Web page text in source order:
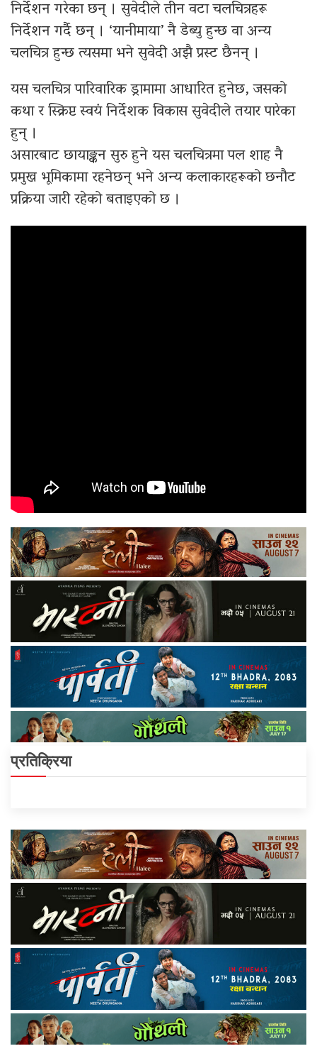
निर्देशन गरेका छन् । सुवेदीले तीन वटा चलचित्रहरू
निर्देशन गर्दै छन् । ‘यानीमाया’ नै डेब्यु हुन्छ वा अन्य
चलचित्र हुन्छ त्यसमा भने सुवेदी अझै प्रस्ट छैनन् ।
यस चलचित्र पारिवारिक ड्रामामा आधारित हुनेछ, जसको
कथा र स्क्रिप्ट स्वयं निर्देशक विकास सुवेदीले तयार पारेका
हुन् ।
असारबाट छायाङ्कन सुरु हुने यस चलचित्रमा पल शाह नै
प्रमुख भूमिकामा रहनेछन् भने अन्य कलाकारहरूको छनौट
प्रक्रिया जारी रहेको बताइएको छ ।
प्रतिक्रिया